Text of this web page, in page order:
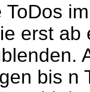
erst ab
bis n